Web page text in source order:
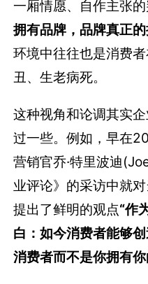
一厢情愿、自作主张
拥有品牌，品牌真正
环境中往往也是消费
丑、生老病死。
这种视角和论调其实
过一些。例如，早在
营销官乔·特里波迪
业评论》的采访中就
提出了鲜明的观点“作
白：如今消费者能够
消费者而不是你拥有